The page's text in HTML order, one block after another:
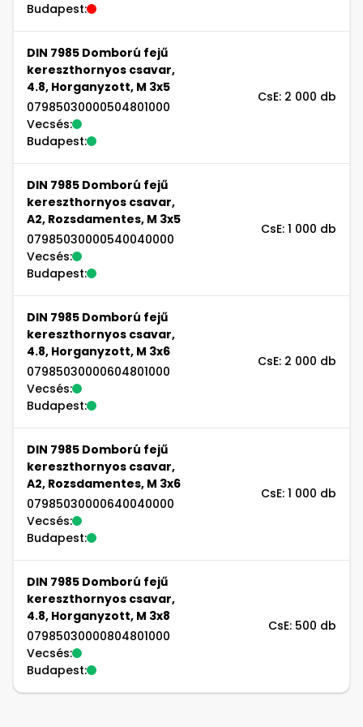
Budapest:
DIN 7985 Domború fejű
kereszthornyos csavar,
4.8, Horganyzott, M 3x5
07985030000504801000
Vecsés:
Budapest:
CsE: 2 000 db
DIN 7985 Domború fejű
kereszthornyos csavar,
A2, Rozsdamentes, M 3x5
07985030000540040000
Vecsés:
Budapest:
CsE: 1 000 db
DIN 7985 Domború fejű
kereszthornyos csavar,
4.8, Horganyzott, M 3x6
07985030000604801000
Vecsés:
Budapest:
CsE: 2 000 db
DIN 7985 Domború fejű
kereszthornyos csavar,
A2, Rozsdamentes, M 3x6
07985030000640040000
Vecsés:
Budapest:
CsE: 1 000 db
DIN 7985 Domború fejű
kereszthornyos csavar,
4.8, Horganyzott, M 3x8
07985030000804801000
Vecsés:
Budapest:
CsE: 500 db